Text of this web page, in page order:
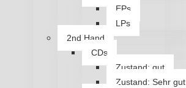
EPs
LPs
2nd Hand
CDs
Zustand: gut
Zustand: Sehr gut